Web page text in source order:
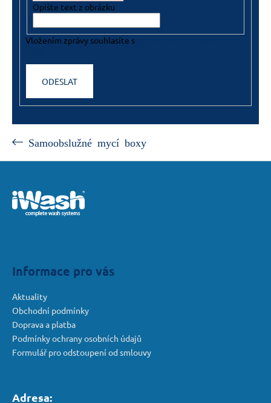
Opište text z obrázku
Vložením zprávy souhlasíte s
ODESLAT
Samoobslužné mycí boxy
Informace pro vás
Aktuality
Obchodní podmínky
Doprava a platba
Podmínky ochrany osobních údajů
Formulář pro odstoupení od smlouvy
Adresa: